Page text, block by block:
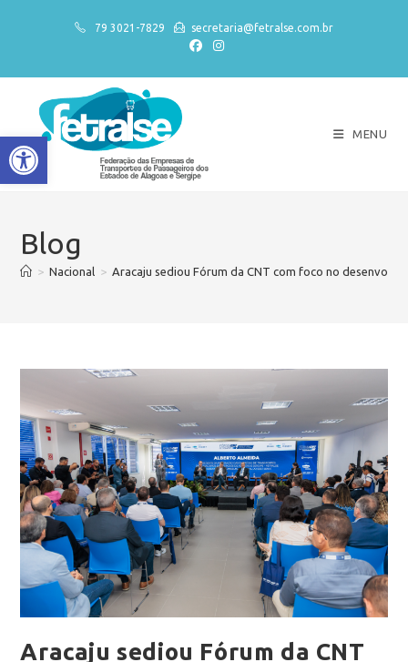
Abrir a barra de ferramentas
79 3021-7829 secretaria@fetralse.com.br
MENU
Blog
> Nacional > Aracaju sediou Fórum da CNT com foco no
Aracaju sediou Fórum da CNT